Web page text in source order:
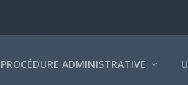
PROCÉDURE ADMINISTRATIVE